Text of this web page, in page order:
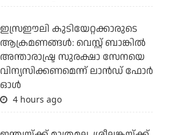
ഇസ്രഈലി കുടിയേറ്റക്കാരുടെ
ആക്രമണങ്ങള്‍: വെസ്റ്റ് ബാങ്കില്‍
അന്താരാഷ്ട്ര സുരക്ഷാ സേനയെ
വിന്യസിക്കണമെന്ന് ലാന്‍ഡ് ഫോര്‍
ഓള്‍
4 hours ago